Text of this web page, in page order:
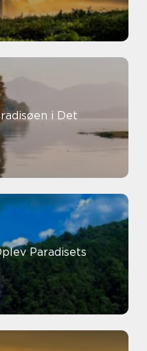
Paradisets